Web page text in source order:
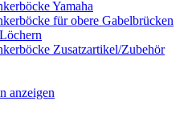
Yamaha
für obere Gabelbrücken
Zusatzartikel/Zubehör
anzeigen